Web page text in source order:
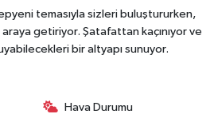
temasıyla sizleri buluştururken,
getiriyor. Şatafattan kaçınıyor ve
bir altyapı sunuyor.
Hava Durumu